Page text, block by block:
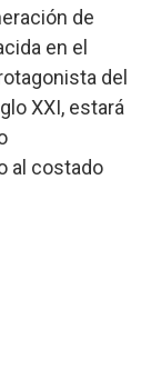
de
en el
del
XXI, estará
al costado